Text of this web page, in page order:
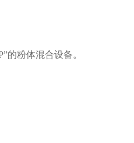
的粉体混合设备。